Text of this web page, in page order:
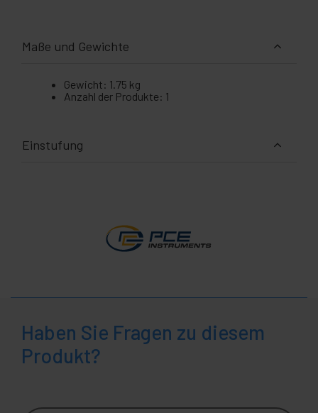
Maße und Gewichte
Gewicht: 1.75 kg
Anzahl der Produkte: 1
Einstufung
Haben Sie Fragen zu diesem
Produkt?